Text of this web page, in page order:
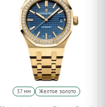
37 мм Желтое золото